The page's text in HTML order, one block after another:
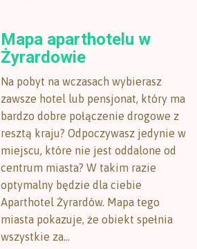
Mapa aparthotelu w
Żyrardowie
Na pobyt na wczasach wybierasz
zawsze hotel lub pensjonat, który ma
bardzo dobre połączenie drogowe z
resztą kraju? Odpoczywasz jedynie w
miejscu, które nie jest oddalone od
centrum miasta? W takim razie
optymalny będzie dla ciebie
Aparthotel Żyrardów. Mapa tego
miasta pokazuje, że obiekt spełnia
wszystkie za...